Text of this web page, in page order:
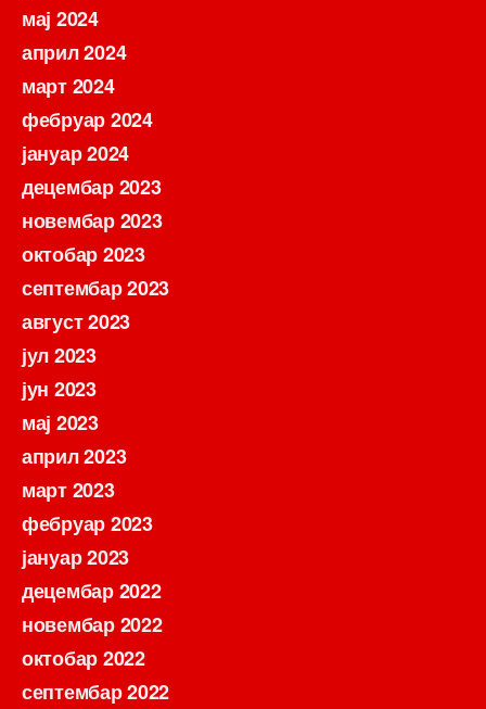
мај 2024
април 2024
март 2024
фебруар 2024
јануар 2024
децембар 2023
новембар 2023
октобар 2023
септембар 2023
август 2023
јул 2023
јун 2023
мај 2023
април 2023
март 2023
фебруар 2023
јануар 2023
децембар 2022
новембар 2022
октобар 2022
септембар 2022